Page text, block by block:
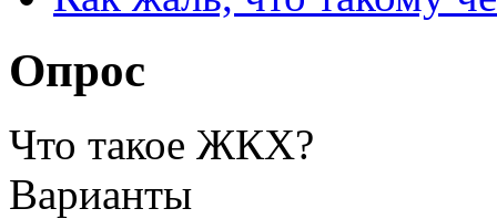
Опрос
Что такое ЖКХ?
Варианты